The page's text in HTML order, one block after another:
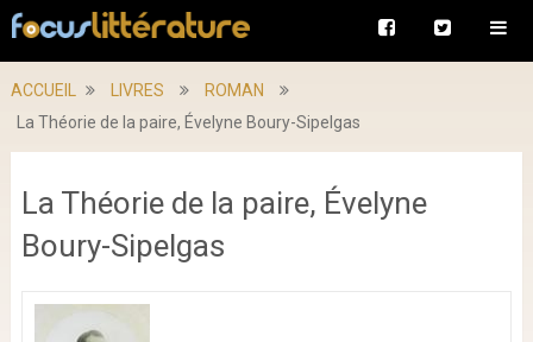
ACCUEIL LIVRES
ROMAN
La Théorie de la paire, Évelyne Boury-Sipelgas
La Théorie de la paire, Évelyne
Boury-Sipelgas